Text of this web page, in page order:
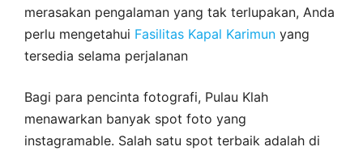
merasakan pengalaman yang tak terlupakan, Anda
perlu mengetahui Fasilitas Kapal Karimun yang
tersedia selama perjalanan
Bagi para pencinta fotografi, Pulau Klah
menawarkan banyak spot foto yang
instagramable. Salah satu spot terbaik adalah di